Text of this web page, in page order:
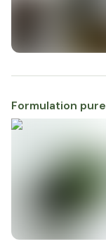
Formulation pure